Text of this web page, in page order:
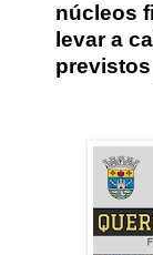
núcleos
levar a